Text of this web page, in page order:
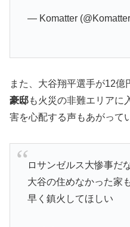
— Komatter
また、大谷翔平選手が12億
豪邸も火災の非難エリアに
害を心配する声もあがって
ロサンゼルス大惨事だ
大谷の住めなかった家
早く鎮火してほしい